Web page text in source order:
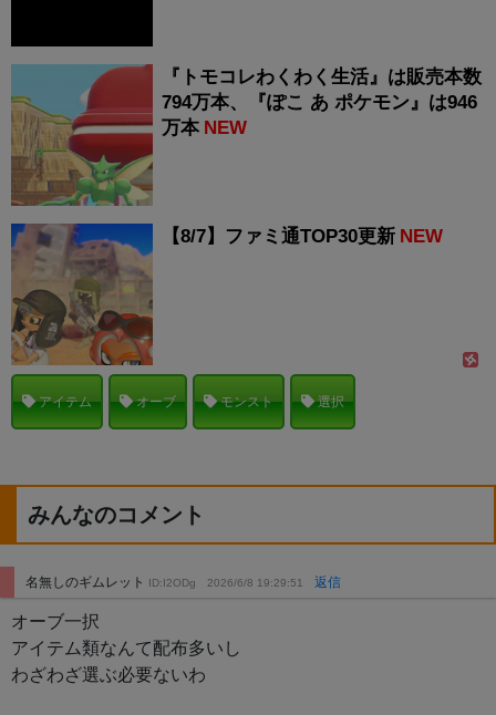
『トモコレわくわく生活』は販売本数
794万本、『ぽこ あ ポケモン』は946
万本 NEW
【8/7】ファミ通TOP30更新 NEW
アイテム オーブ モンスト 選択
みんなのコメント
名無しのギムレット ID:I2ODg 2026/6/8 19:29:51 返信
オーブ一択
アイテム類なんて配布多いし
わざわざ選ぶ必要ないわ